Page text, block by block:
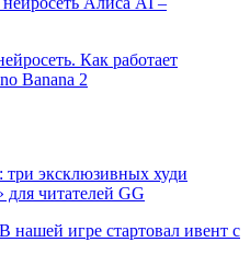
Как работает
Banana 2
эксклюзивных худи
читателей GG
игре стартовал ивент с